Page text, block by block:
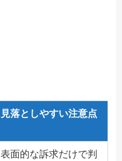
見落としやすい注意点
表面的な訴求だけで判